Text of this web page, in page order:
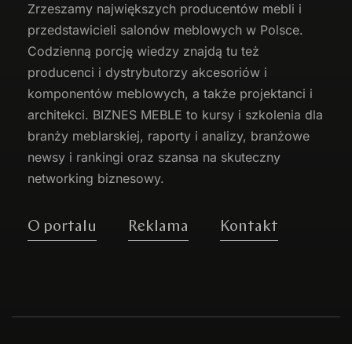
Zrzeszamy największych producentów mebli i
przedstawicieli salonów meblowych w Polsce.
Codzienną porcję wiedzy znajdą tu też
producenci i dystrybutorzy akcesoriów i
komponentów meblowych, a także projektanci i
architekci. BIZNES MEBLE to kursy i szkolenia dla
branży meblarskiej, raporty i analizy, branżowe
newsy i rankingi oraz szansa na skuteczny
networking biznesowy.
O portalu Reklama Kontakt